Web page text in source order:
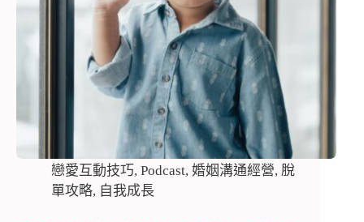
戀愛互動技巧, Podcast, 婚姻溝通經營, 脫
單攻略, 自我成長